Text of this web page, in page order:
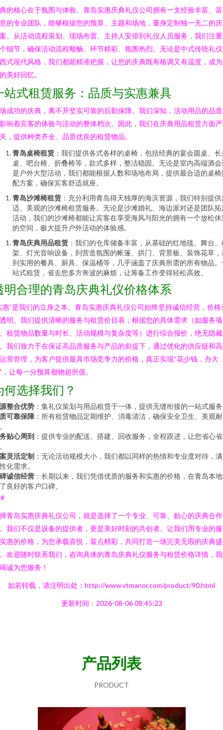
的核心在于氛围与体验。青岛实惠庆典礼仪公司拥有一支经验丰富、
的专业团队，能够根据您的预算、主题和场地，量身定制独一无二的
。从活动流程策划、现场布置、主持人安排到礼仪人员服务，我们注
细节，确保活动流程顺畅、环节精彩、氛围热烈。无论是中式传统礼
式现代风格，我们都能精准把握，让您的庆典既有格调又有温度，成
美好回忆。
站式租赁服务：品质与实惠兼具
成功的庆典，离不开坚实可靠的后勤保障。我们深知，活动用品的品
响着宾客的体验与活动的整体档次。因此，我们在庆典用品租赁方面
，提供种类齐全、品质优良的租赁物品。
青岛桌椅租赁 ：我们提供各式各样的桌椅，包括经典的宴会圆桌、长
桌、吧台椅、折叠椅等，款式多样，整洁稳固。无论是室内高端酒会
是户外大型活动，我们都能根据人数和场地布局，提供最合适的桌椅
配方案，确保宾客舒适就座。
青岛沙滩椅租赁 ：充分利用青岛得天独厚的海滨资源，我们特别提供
适、美观的沙滩椅租赁服务。无论是沙滩婚礼、海边派对还是团队拓
活动，我们的沙滩椅都能让宾客在享受海风与阳光的拥有一个放松休
的空间，极大提升户外活动的体验感。
青岛庆典用品租赁 ：我们的仓库储备丰富，从基础的红地毯、舞台
架、灯光音响设备，到营造氛围的帐篷、拱门、背景板、装饰花草，
到实用的餐具、厨具、保温桶等，几乎涵盖了庆典所需的所有物品。
站式租赁，省去您多方奔波的麻烦，让筹备工作变得轻松高效。
明合理的青岛庆典礼仪价格体系
惠”是我们的立身之本。青岛实惠庆典礼仪公司始终坚持诚信经营，价格
明。我们提供清晰的服务与租赁价目表，根据您的具体需求（如服务项
租赁物品数量与时长、活动规模与复杂度等）进行综合报价，绝无隐
我们致力于在保证高品质服务与产品的前提下，通过优化的供应链和
营管理，为客户提供最具市场竞争力的价格，真正实现“花少钱，办大
，让每一分预算都物超所值。
何选择我们？
整合优势 ：集礼仪策划与用品租赁于一体，提供无缝衔接的一站式服
可靠保障 ：所有租赁物品定期维护、消毒清洁，确保安全卫生、美观耐
贴心周到 ：提供专业的配送、搭建、回收服务，全程跟进，让您省心省
灵活定制 ：无论活动规模大小，我们都以同样的热情和专业度对待，
化需求。
诚信经营 ：长期以来，我们凭借优质的服务和实惠的价格，在青岛本
良好的客户口碑。
青岛实惠庆典礼仪公司，就是选择了一个专业、可靠、贴心的庆典合
我们不仅是设备的提供者，更是美好时刻的共创者。让我们用专业的
惠的价格，为您承载喜悦，装点精彩，共同打造一场完美无瑕的庆典盛
欢迎随时联系我们，咨询具体的青岛庆典礼仪服务与租赁价格详情，
诚为您服务！
如若转载，请注明出处：http://www.vtmanor.com/product/90.html
更新时间：2026-08-06 08:45:23
产品列表
PRODUCT